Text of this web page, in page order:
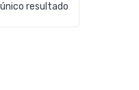
resultado